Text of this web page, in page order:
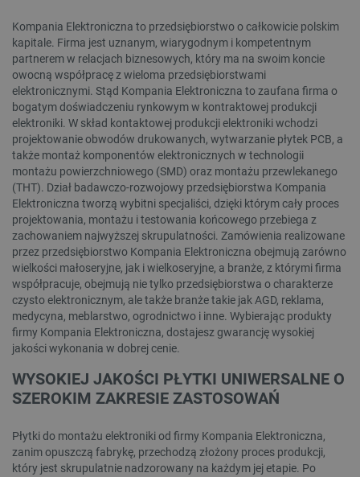
Kompania Elektroniczna to przedsiębiorstwo o całkowicie polskim
kapitale. Firma jest uznanym, wiarygodnym i kompetentnym
partnerem w relacjach biznesowych, który ma na swoim koncie
owocną współpracę z wieloma przedsiębiorstwami
elektronicznymi. Stąd Kompania Elektroniczna to zaufana firma o
bogatym doświadczeniu rynkowym w kontraktowej produkcji
elektroniki. W skład kontaktowej produkcji elektroniki wchodzi
projektowanie obwodów drukowanych, wytwarzanie płytek PCB, a
także montaż komponentów elektronicznych w technologii
montażu powierzchniowego (SMD) oraz montażu przewlekanego
(THT). Dział badawczo-rozwojowy przedsiębiorstwa Kompania
Elektroniczna tworzą wybitni specjaliści, dzięki którym cały proces
projektowania, montażu i testowania końcowego przebiega z
zachowaniem najwyższej skrupulatności. Zamówienia realizowane
przez przedsiębiorstwo Kompania Elektroniczna obejmują zarówno
wielkości małoseryjne, jak i wielkoseryjne, a branże, z którymi firma
współpracuje, obejmują nie tylko przedsiębiorstwa o charakterze
czysto elektronicznym, ale także branże takie jak AGD, reklama,
medycyna, meblarstwo, ogrodnictwo i inne. Wybierając produkty
firmy Kompania Elektroniczna, dostajesz gwarancję wysokiej
jakości wykonania w dobrej cenie.
WYSOKIEJ JAKOŚCI PŁYTKI UNIWERSALNE O
SZEROKIM ZAKRESIE ZASTOSOWAŃ
Płytki do montażu elektroniki od firmy Kompania Elektroniczna,
zanim opuszczą fabrykę, przechodzą złożony proces produkcji,
który jest skrupulatnie nadzorowany na każdym jej etapie. Po